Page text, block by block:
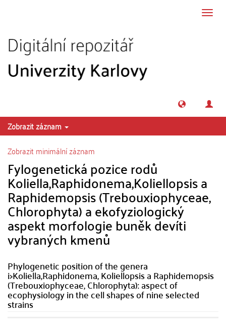
Zobrazit záznam
Zobrazit minimální záznam
Fylogenetická pozice rodů
Koliella,Raphidonema,Koliellopsis a
Raphidemopsis (Trebouxiophyceae,
Chlorophyta) a ekofyziologický
aspekt morfologie buněk devíti
vybraných kmenů
Phylogenetic position of the genera
i>Koliella,Raphidonema, Koliellopsis a Raphidemopsis
(Trebouxiophyceae, Chlorophyta): aspect of
ecophysiology in the cell shapes of nine selected
strains